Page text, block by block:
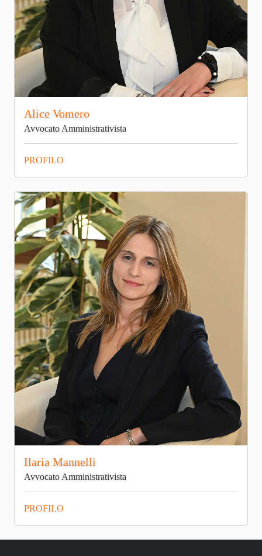
Alice Vomero
Avvocato Amministrativista
PROFILO
Ilaria Mannelli
Avvocato Amministrativista
PROFILO